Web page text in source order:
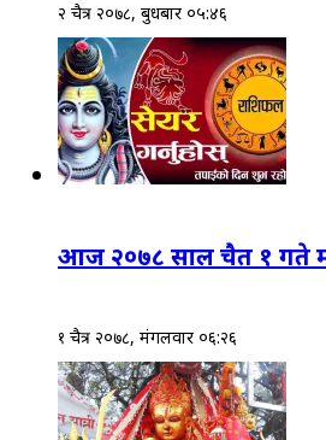
२ चैत्र २०७८, बुधबार ०५:४६
आज २०७८ साल चैत १ गते
१ चैत्र २०७८, मंगलवार ०६:२६